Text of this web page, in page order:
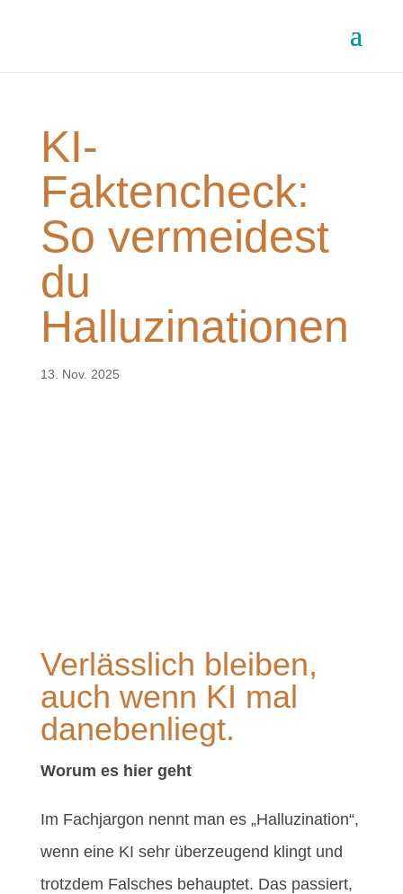
KI-
Faktencheck:
So vermeidest
du
Halluzinationen
13. Nov. 2025
Verlässlich bleiben,
auch wenn KI mal
danebenliegt.
Worum es hier geht
Im Fachjargon nennt man es „Halluzination“,
wenn eine KI sehr überzeugend klingt und
trotzdem Falsches behauptet. Das passiert,